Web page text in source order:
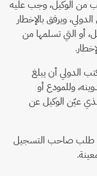
من الوكيل، وجب عليه
ويرفق بالإخطار
أو التي تسلمها من
الدولي أن يبلغ
وللمودع أو
عيّن الوكيل عن
طلب صاحب التسجيل